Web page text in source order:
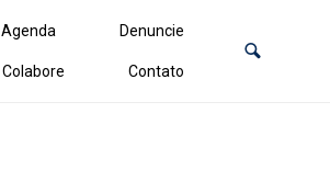
Agenda Denuncie
Colabore Contato